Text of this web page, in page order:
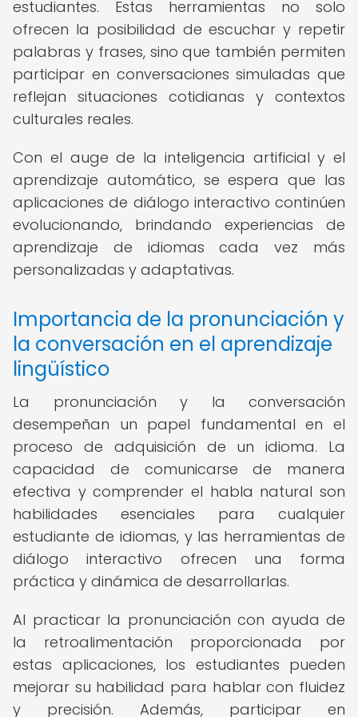
estudiantes. Estas herramientas no solo
ofrecen la posibilidad de escuchar y repetir
palabras y frases, sino que también permiten
participar en conversaciones simuladas que
reflejan situaciones cotidianas y contextos
culturales reales.
Con el auge de la inteligencia artificial y el
aprendizaje automático, se espera que las
aplicaciones de diálogo interactivo continúen
evolucionando, brindando experiencias de
aprendizaje de idiomas cada vez más
personalizadas y adaptativas.
Importancia de la pronunciación y
la conversación en el aprendizaje
lingüístico
La pronunciación y la conversación
desempeñan un papel fundamental en el
proceso de adquisición de un idioma. La
capacidad de comunicarse de manera
efectiva y comprender el habla natural son
habilidades esenciales para cualquier
estudiante de idiomas, y las herramientas de
diálogo interactivo ofrecen una forma
práctica y dinámica de desarrollarlas.
Al practicar la pronunciación con ayuda de
la retroalimentación proporcionada por
estas aplicaciones, los estudiantes pueden
mejorar su habilidad para hablar con fluidez
y precisión. Además, participar en